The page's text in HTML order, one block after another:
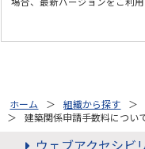
場合、最新バージョンをご利用
ホーム 組織から探す
建築関係申請手数料につい